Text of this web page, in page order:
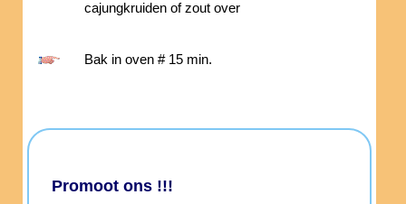
cajungkruiden of zout over
Bak in oven # 15 min.
Promoot ons !!!